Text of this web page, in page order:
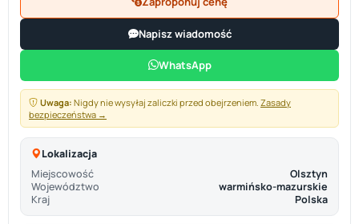
Napisz wiadomość
WhatsApp
Uwaga: Nigdy nie wysyłaj zaliczki przed obejrzeniem. Zasady
bezpieczeństwa →
Lokalizacja
Miejscowość
Olsztyn
Województwo
warmińsko-mazurskie
Kraj
Polska